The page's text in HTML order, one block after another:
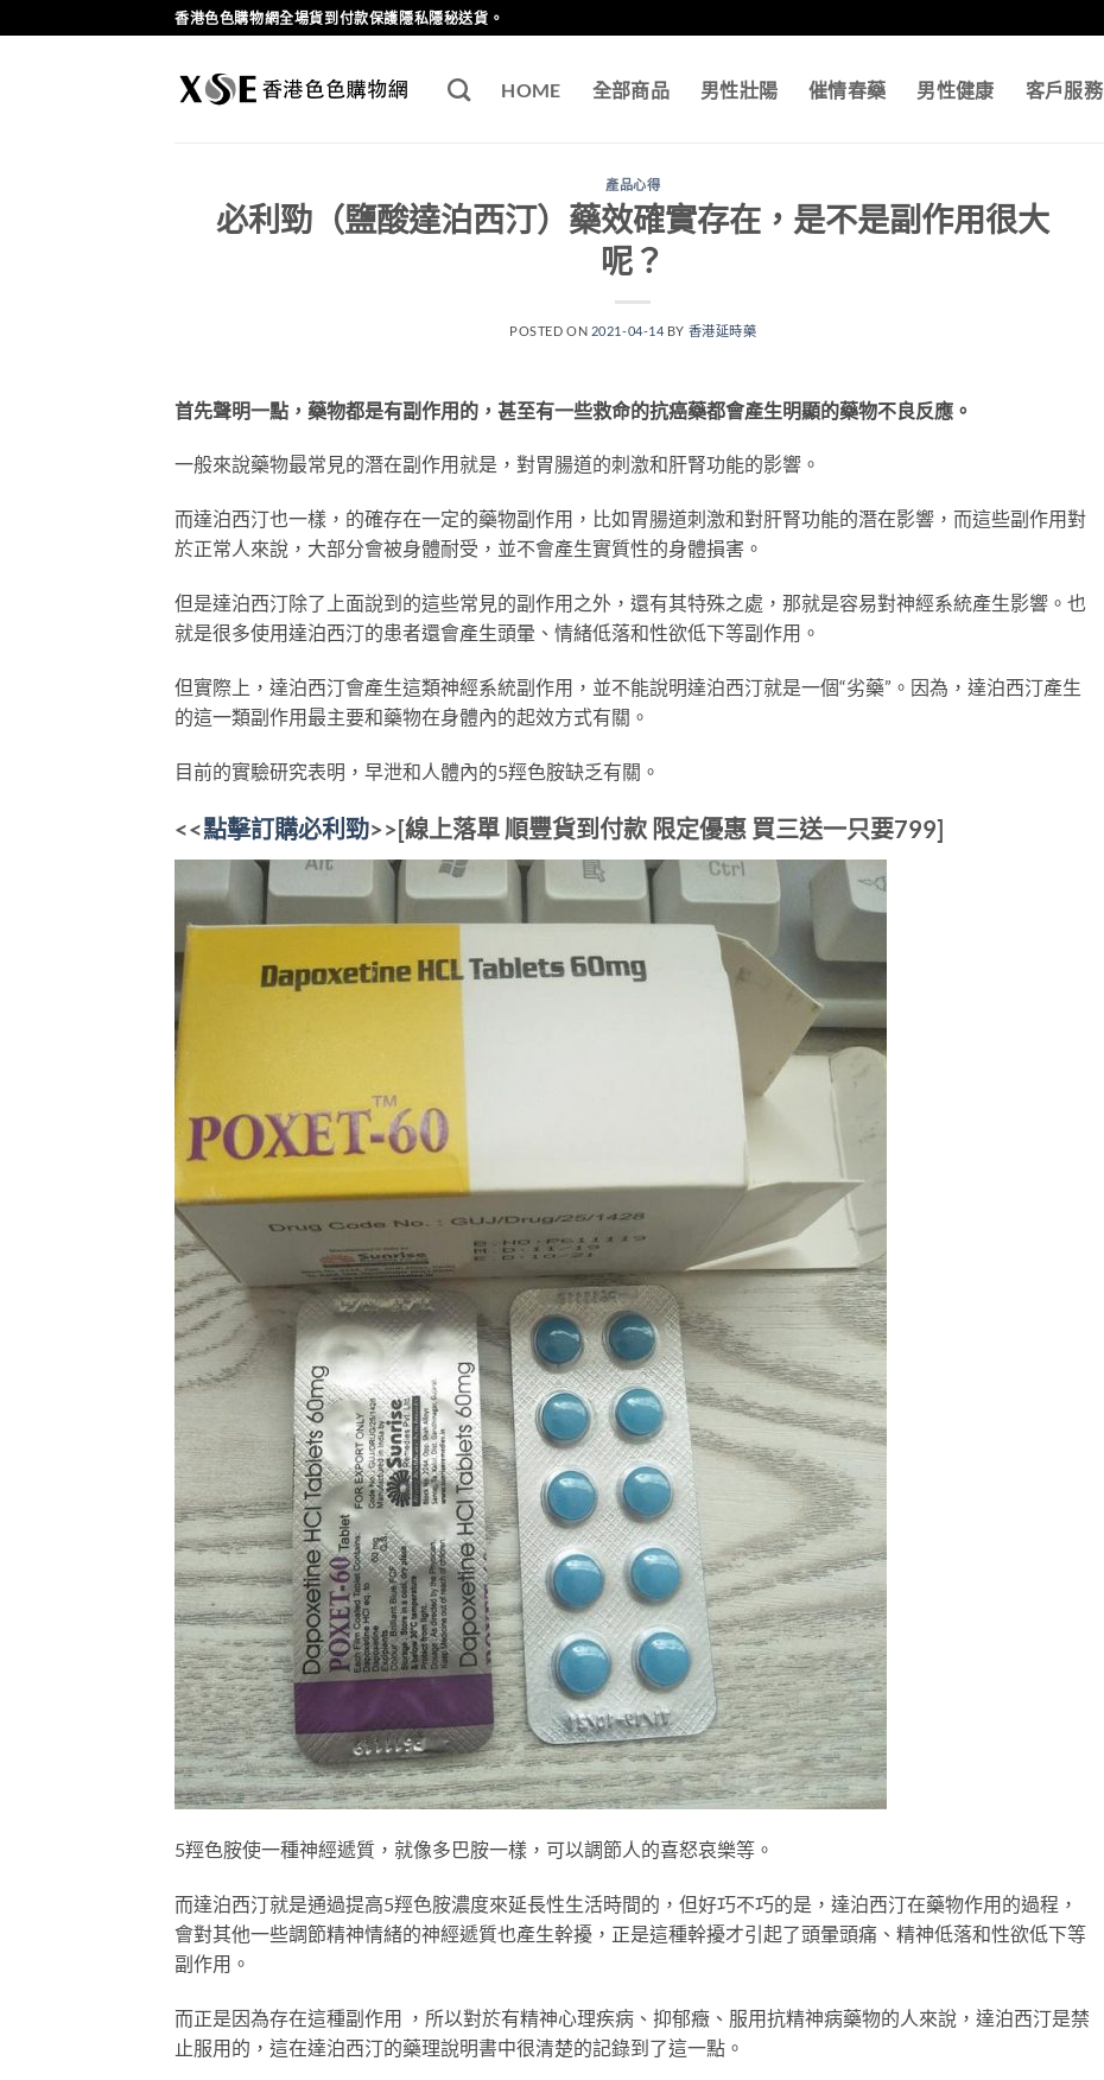
to
香港色色購物網全場貨到付款保護隱私隱秘送貨。
HOME 全部商品 男性壯陽 催情春藥 男性健康 客戶服務
產品心得
必利勁（鹽酸達泊西汀）藥效確實存在，是不是副作用很大
呢？
POSTED ON 2021-04-14 BY 香港延時藥
首先聲明一點，藥物都是有副作用的，甚至有一些救命的抗癌藥都會產生明顯的藥物不良反應。
一般來說藥物最常見的潛在副作用就是，對胃腸道的刺激和肝腎功能的影響。
而達泊西汀也一樣，的確存在一定的藥物副作用，比如胃腸道刺激和對肝腎功能的潛在影響，而這些副作用對
於正常人來說，大部分會被身體耐受，並不會產生實質性的身體損害。
但是達泊西汀除了上面說到的這些常見的副作用之外，還有其特殊之處，那就是容易對神經系統產生影響。也
就是很多使用達泊西汀的患者還會產生頭暈、情緒低落和性欲低下等副作用。
但實際上，達泊西汀會產生這類神經系統副作用，並不能說明達泊西汀就是一個“劣藥”。因為，達泊西汀產生
的這一類副作用最主要和藥物在身體內的起效方式有關。
目前的實驗研究表明，早泄和人體內的5羥色胺缺乏有關。
<<點擊訂購必利勁>>[線上落單 順豐貨到付款 限定優惠 買三送一只要799]
5羥色胺使一種神經遞質，就像多巴胺一樣，可以調節人的喜怒哀樂等。
而達泊西汀就是通過提高5羥色胺濃度來延長性生活時間的，但好巧不巧的是，達泊西汀在藥物作用的過程，
會對其他一些調節精神情緒的神經遞質也產生幹擾，正是這種幹擾才引起了頭暈頭痛、精神低落和性欲低下等
副作用。
而正是因為存在這種副作用 ，所以對於有精神心理疾病、抑郁癥、服用抗精神病藥物的人來說，達泊西汀是禁
止服用的，這在達泊西汀的藥理說明書中很清楚的記錄到了這一點。